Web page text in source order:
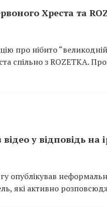
Хреста та
про нібито
спільно з ROZETKA.
у відповідь на
опублікував
які активно